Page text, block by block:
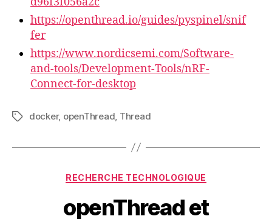
https://openthread.io/guides/pyspinel/snif
fer
https://www.nordicsemi.com/Software-
and-tools/Development-Tools/nRF-
Connect-for-desktop
Étiquettes
docker, openThread Thread
Catégories
RECHERCHE TECHNOLOGIQUE
openThread et